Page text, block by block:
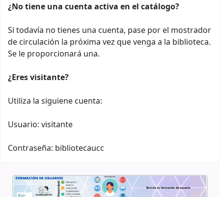
¿No tiene una cuenta activa en el catálogo?
Si todavía no tienes una cuenta, pase por el mostrador
de circulación la próxima vez que venga a la biblioteca.
Se le proporcionará una.
¿Eres visitante?
Utiliza la siguiene cuenta:
Usuario: visitante
Contraseña: bibliotecaucc